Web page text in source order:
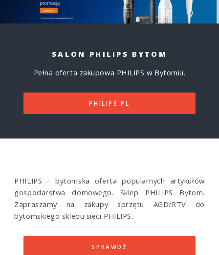
SALON PHILIPS BYTOM
Pełna oferta zakupowa PHILIPS w Bytomiu.
PHILIPS.PL
PHILIPS - bytomska oferta popularnych artykułów
gospodarstwa domowego. Sklep PHILIPS Bytom.
Zapraszamy na zakupy sprzętu AGD/RTV do
bytomskiego sklepu sieci PHILIPS.
SPRAWDŹ